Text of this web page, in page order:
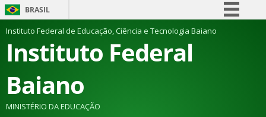
BRASIL
Simplifique!
Comunica BR
Instituto Federal de Educação, Ciência e Tecnologia Baiano
Instituto Federal
Baiano
MINISTÉRIO DA EDUCAÇÃO